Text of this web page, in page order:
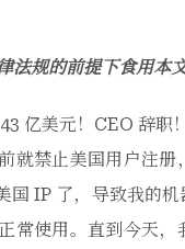
法规的前提下食用本文
亿美元！CEO 辞职！
就禁止美国用户注册
国 IP 了，导致我的机
常使用。直到今天，